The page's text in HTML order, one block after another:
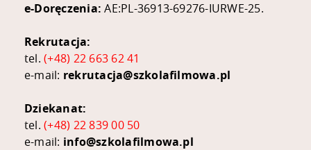
e-Doręczenia: AE:PL-36913-69276-IURWE-25.
Rekrutacja:
tel.(+48) 22 663 62 41
e-mail: rekrutacja@szkolafilmowa.pl
Dziekanat:
tel.(+48) 22 839 00 50
e-mail: info@szkolafilmowa.pl